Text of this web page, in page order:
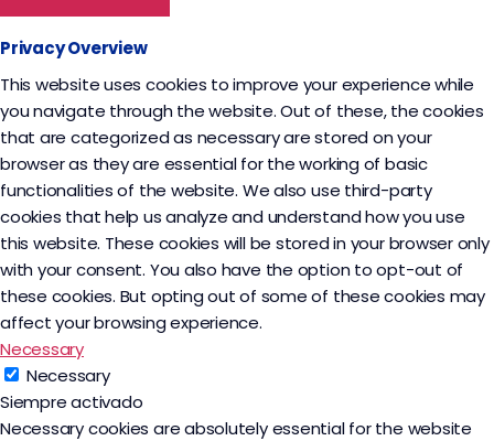
Privacy Overview
This website uses cookies to improve your experience while
you navigate through the website. Out of these, the cookies
that are categorized as necessary are stored on your
browser as they are essential for the working of basic
functionalities of the website. We also use third-party
cookies that help us analyze and understand how you use
this website. These cookies will be stored in your browser only
with your consent. You also have the option to opt-out of
these cookies. But opting out of some of these cookies may
affect your browsing experience.
Necessary
Necessary
Siempre activado
Necessary cookies are absolutely essential for the website